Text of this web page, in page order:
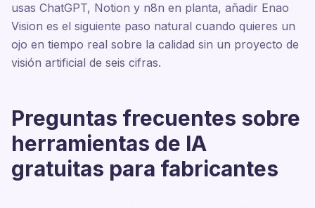
usas ChatGPT, Notion y n8n en planta, añadir Enao
Vision es el siguiente paso natural cuando quieres un
ojo en tiempo real sobre la calidad sin un proyecto de
visión artificial de seis cifras.
Preguntas frecuentes sobre
herramientas de IA
gratuitas para fabricantes